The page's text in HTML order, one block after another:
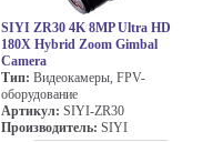
SIYI ZR30 4K 8MP Ultra HD
180X Hybrid Zoom Gimbal
Camera
Тип: Видеокамеры, FPV-
оборудование
Артикул: SIYI-ZR30
Производитель: SIYI